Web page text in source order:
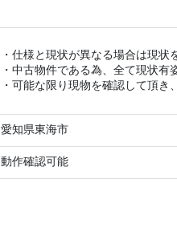
・仕様と現状が異なる場合は現状
・中古物件である為、全て現状
・可能な限り現物を確認して頂き
愛知県東海市
動作確認可能